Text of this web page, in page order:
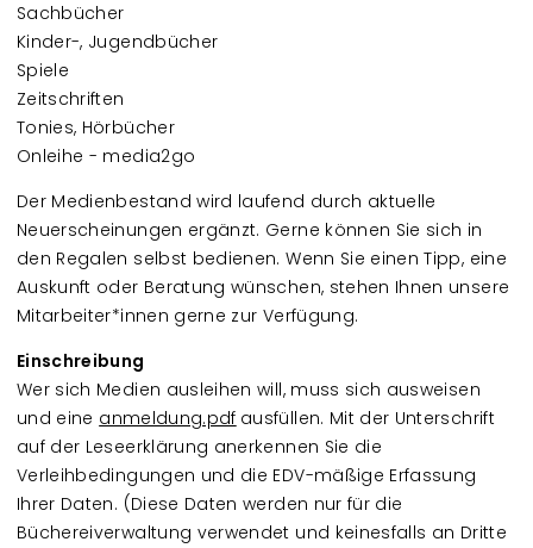
Sachbücher
Kinder-, Jugendbücher
Spiele
Zeitschriften
Tonies, Hörbücher
Onleihe - media2go
Der Medienbestand wird laufend durch aktuelle
Neuerscheinungen ergänzt. Gerne können Sie sich in
den Regalen selbst bedienen. Wenn Sie einen Tipp, eine
Auskunft oder Beratung wünschen, stehen Ihnen unsere
Mitarbeiter*innen gerne zur Verfügung.
Einschreibung
Wer sich Medien ausleihen will, muss sich ausweisen
und eine anmeldung.pdf ausfüllen. Mit der Unterschrift
auf der Leseerklärung anerkennen Sie die
Verleihbedingungen und die EDV-mäßige Erfassung
Ihrer Daten. (Diese Daten werden nur für die
Büchereiverwaltung verwendet und keinesfalls an Dritte